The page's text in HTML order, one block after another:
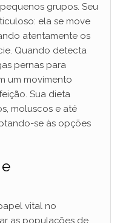
grupos. Seu
ela se move
atentamente os
Quando detecta
pernas para
um movimento
Sua dieta
moluscos e até
se às opções
vital no
as populações de